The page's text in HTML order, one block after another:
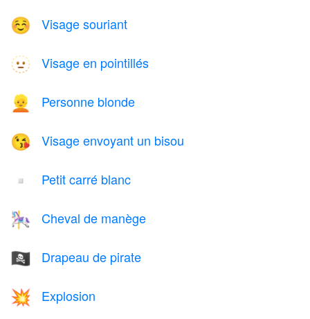
☺️ Visage souriant
🫥 Visage en pointillés
👱 Personne blonde
😘 Visage envoyant un bisou
▫️ Petit carré blanc
🎠 Cheval de manège
🏴‍☠️ Drapeau de pirate
💥 Explosion